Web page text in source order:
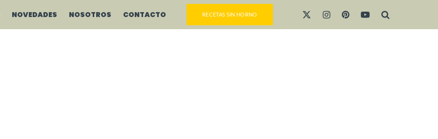
NOVEDADES NOSOTROS CONTACTO RECETAS SIN HORNO